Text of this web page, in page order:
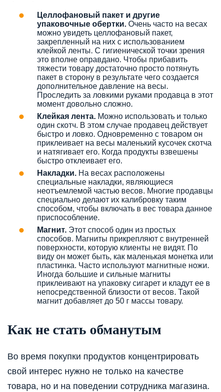
Целлофановый пакет и другие
упаковочные обертки. Очень часто на весах
можно увидеть целлофановый пакет,
закрепленный на них с использованием
клейкой ленты. С гигиенической точки зрения
это вполне оправдано. Чтобы прибавить
тяжести товару достаточно просто потянуть
пакет в сторону в результате чего создается
дополнительное давление на весы.
Проследить за ловкими руками продавца в этот
момент довольно сложно.
Клейкая лента. Можно использовать и только
один скотч. В этом случае продавец действует
быстро и ловко. Одновременно с товаром он
приклеивает на весы маленький кусочек скотча
и натягивает его. Когда продукты взвешены
быстро отклеивает его.
Накладки. На весах расположены
специальные накладки, являющиеся
неотъемлемой частью весов. Многие продавцы
специально делают их калибровку таким
способом, чтобы включать в вес товара данное
приспособление.
Магнит. Этот способ один из простых
способов. Магниты прикрепляют с внутренней
поверхности, которую клиенты не видят. По
виду он может быть, как маленькая монетка или
пластинка. Часто используют магнитные ножи.
Иногда большие и сильные магниты
приклеивают на упаковку сигарет и кладут ее в
непосредственной близости от весов. Такой
магнит добавляет до 50 г массы товару.
Как не стать обманутым
Во время покупки продуктов концентрировать
свой интерес нужно не только на качестве
товара, но и на поведении сотрудника магазина.